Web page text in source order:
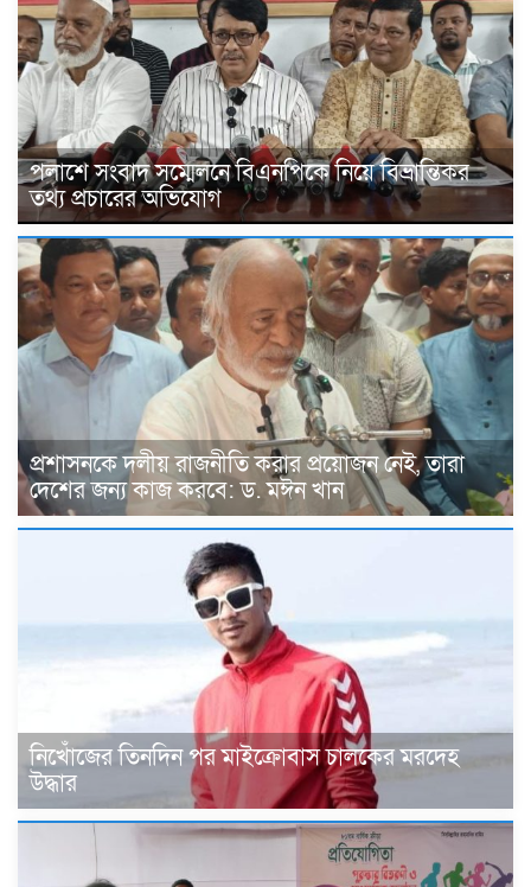
পলাশে সংবাদ সম্মেলনে বিএনপিকে নিয়ে বিভ্রান্তিকর
তথ্য প্রচারের অভিযোগ
প্রশাসনকে দলীয় রাজনীতি করার প্রয়োজন নেই, তারা
দেশের জন্য কাজ করবে: ড. মঈন খান
নিখোঁজের তিনদিন পর মাইক্রোবাস চালকের মরদেহ
উদ্ধার